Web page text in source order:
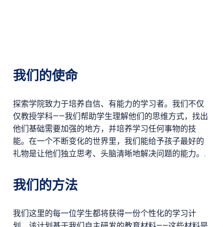
我们的使命
探索学院致力于培养自信、有能力的学习者。我们不仅
仅教授学科——我们帮助学生理解他们的思维方式，找出
他们基础需要加强的地方，并培养学习任何事物的技
能。在一个不断变化的世界里，我们能给予孩子最好的
礼物是让他们独立思考、头脑清晰地解决问题的能力。.
我们的方法
我们这里的每一位学生都将获得一份个性化的学习计